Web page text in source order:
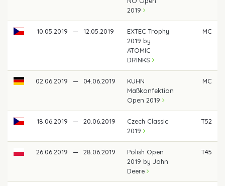
2019
10.05.2019 — 12.05.2019
EXTEC Trophy
2019 by
ATOMIC
DRINKS
MC
02.06.2019 — 04.06.2019
KUHN
Maßkonfektion
Open 2019
MC
18.06.2019 — 20.06.2019
Czech Classic
2019
T52
26.06.2019 — 28.06.2019
Polish Open
2019 by John
Deere
T45